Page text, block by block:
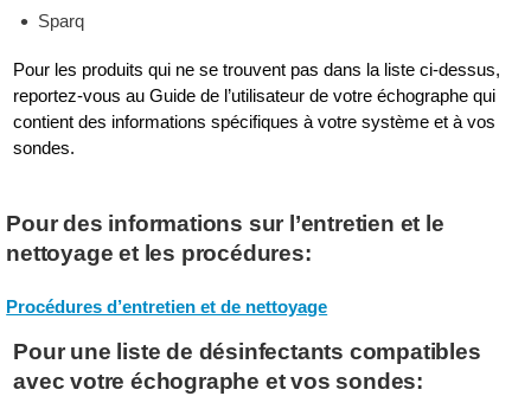
Sparq
Pour les produits qui ne se trouvent pas dans la liste ci-dessus,
reportez-vous au Guide de l’utilisateur de votre échographe qui
contient des informations spécifiques à votre système et à vos
sondes.
Pour des informations sur l’entretien et le
nettoyage et les procédures:
Procédures d’entretien et de nettoyage
Pour une liste de désinfectants compatibles
avec votre échographe et vos sondes: